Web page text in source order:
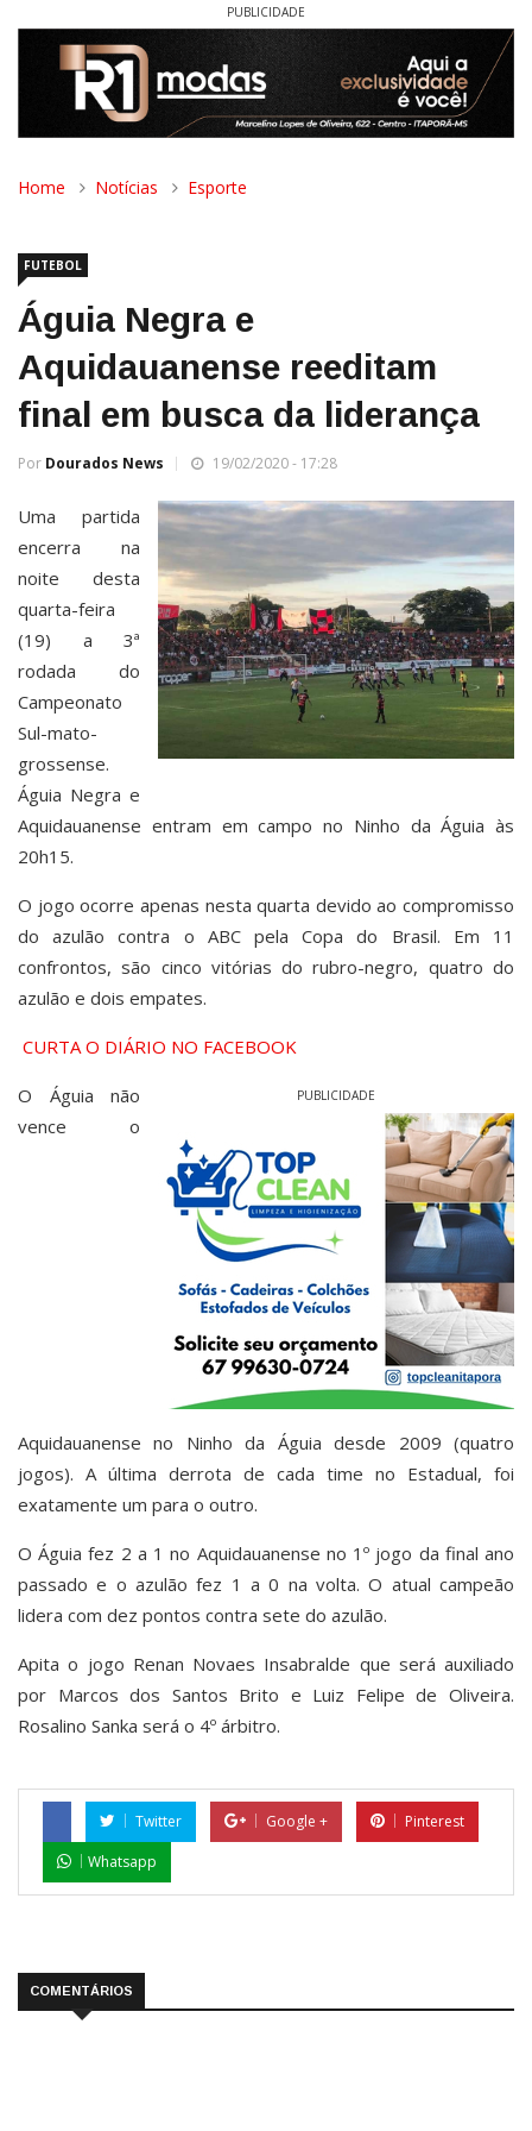
PUBLICIDADE
Home Notícias Esporte
FUTEBOL
Águia Negra e
Aquidauanense reeditam
final em busca da liderança
Por Dourados News 19/02/2020 - 17:28
Uma partida
encerra na
noite desta
quarta-feira
(19) a 3ª
rodada do
Campeonato
Sul-mato-
grossense.
Águia Negra e
Aquidauanense entram em campo no Ninho da Águia às
20h15.
O jogo ocorre apenas nesta quarta devido ao compromisso
do azulão contra o ABC pela Copa do Brasil. Em 11
confrontos, são cinco vitórias do rubro-negro, quatro do
azulão e dois empates.
CURTA O DIÁRIO NO FACEBOOK
PUBLICIDADE
O Águia não
vence o
Aquidauanense no Ninho da Águia desde 2009 (quatro
jogos). A última derrota de cada time no Estadual, foi
exatamente um para o outro.
O Águia fez 2 a 1 no Aquidauanense no 1º jogo da final ano
passado e o azulão fez 1 a 0 na volta. O atual campeão
lidera com dez pontos contra sete do azulão.
Apita o jogo Renan Novaes Insabralde que será auxiliado
por Marcos dos Santos Brito e Luiz Felipe de Oliveira.
Rosalino Sanka será o 4º árbitro.
Twitter Google +
Pinterest
Whatsapp
COMENTÁRIOS